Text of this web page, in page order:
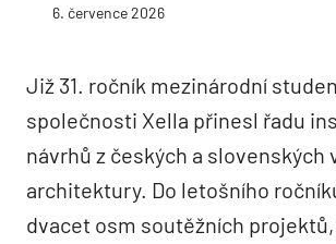
6. července 2026
Již 31. ročník mezinárodní
společnosti Xella přinesl řadu
návrhů z českých a slovenských
architektury. Do letošního
dvacet osm soutěžních